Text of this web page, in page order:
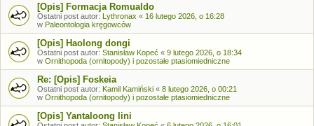
[Opis] Formacja Romualdo
Ostatni post autor: Lythronax « 16 lutego 2026, o 16:28
w Paleontologia kręgowców
[Opis] Haolong dongi
Ostatni post autor: Stanisław Kopeć « 9 lutego 2026, o 18:34
w Ornithopoda (ornitopody) i pozostałe ptasiomiedniczne
Re: [Opis] Foskeia
Ostatni post autor: Kamil Kamiński « 8 lutego 2026, o 00:21
w Ornithopoda (ornitopody) i pozostałe ptasiomiedniczne
[Opis] Yantaloong lini